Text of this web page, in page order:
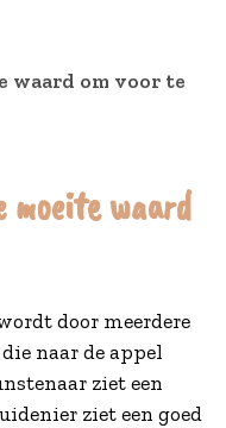
waard om voor te
waard
door meerdere
naar de appel
ziet een
ziet een goed